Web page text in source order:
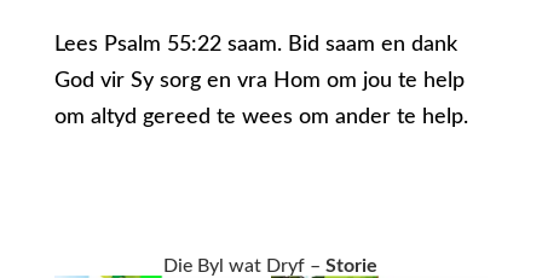
Lees Psalm 55:22 saam. Bid saam en dank
God vir Sy sorg en vra Hom om jou te help
om altyd gereed te wees om ander te help.
Die Byl wat Dryf –Storie